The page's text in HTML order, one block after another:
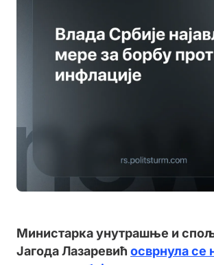
Министарка унутрашње и
Јагода Лазаревић осврнула се